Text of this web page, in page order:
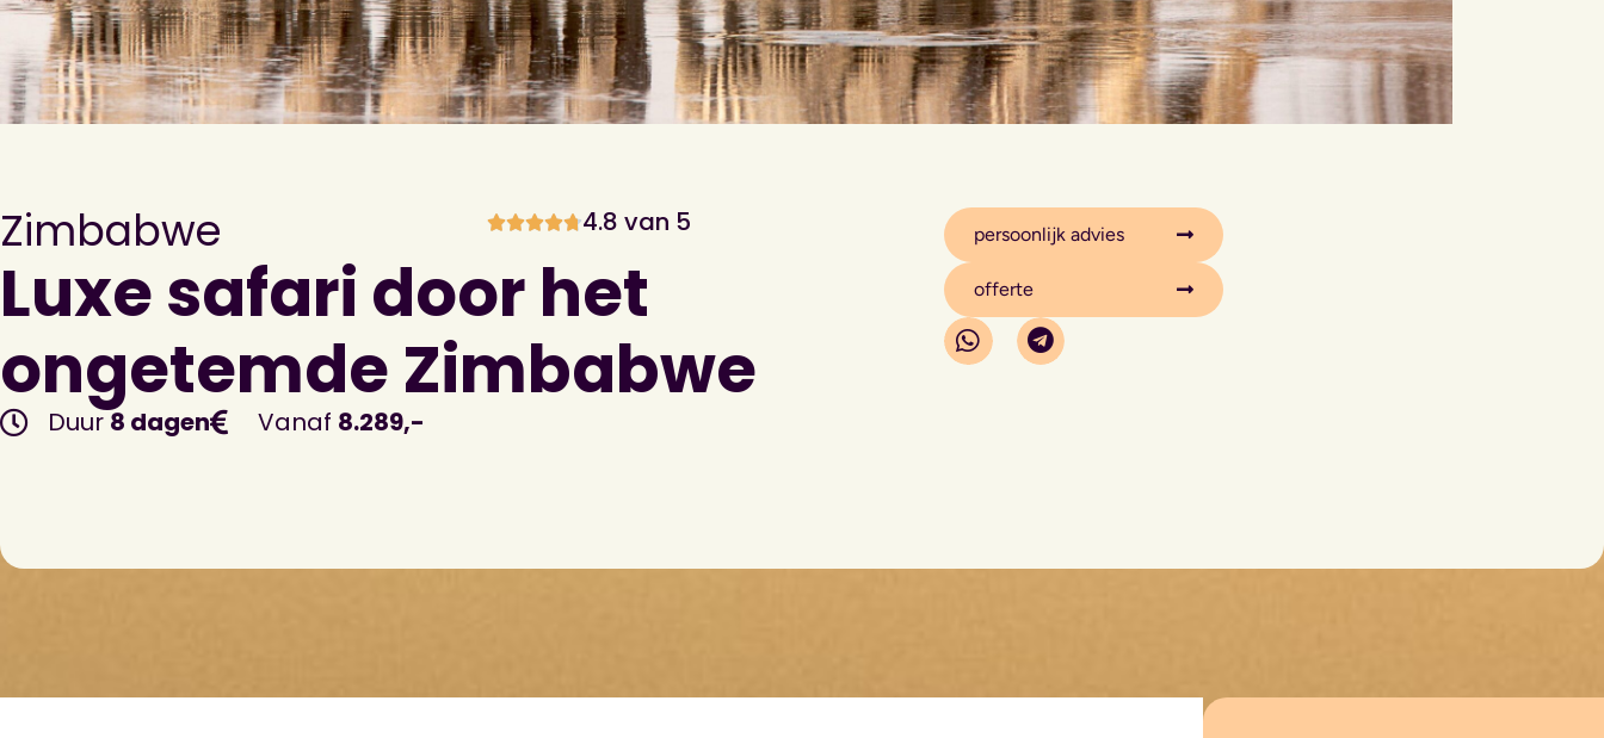
Zimbabwe 4.8 van 5
Luxe safari door het
ongetemde Zimbabwe
Duur8 dagen Vanaf 8.289,-
persoonlijk advies
offerte